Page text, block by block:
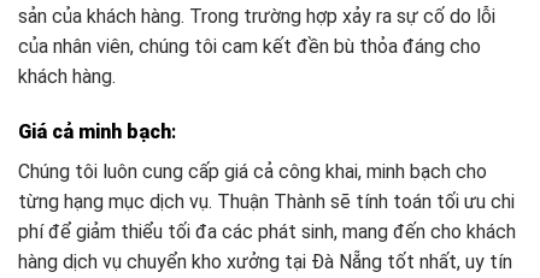
sản của khách hàng. Trong trường hợp xảy ra sự cố do lỗi
của nhân viên, chúng tôi cam kết đền bù thỏa đáng cho
khách hàng.
Giá cả minh bạch:
Chúng tôi luôn cung cấp giá cả công khai, minh bạch cho
từng hạng mục dịch vụ. Thuận Thành sẽ tính toán tối ưu chi
phí để giảm thiểu tối đa các phát sinh, mang đến cho khách
hàng dịch vụ chuyển kho xưởng tại Đà Nẵng tốt nhất, uy tín